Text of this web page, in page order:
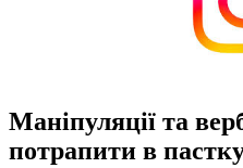
Маніпуляції та
потрапити в